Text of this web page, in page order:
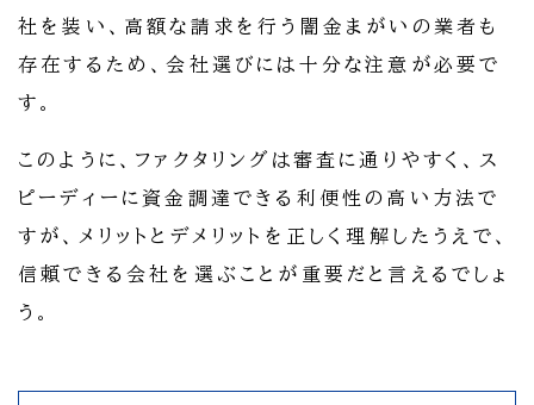
社を装い、高額な請求を行う闇金まがいの業者も
存在するため、会社選びには十分な注意が必要で
す。
このように、ファクタリングは審査に通りやすく、ス
ピーディーに資金調達できる利便性の高い方法で
すが、メリットとデメリットを正しく理解したうえで、
信頼できる会社を選ぶことが重要だと言えるでしょ
う。